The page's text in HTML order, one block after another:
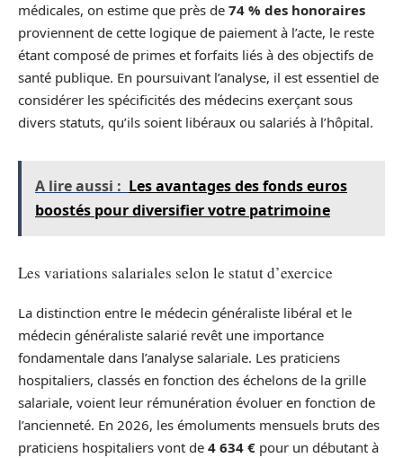
médicales, on estime que près de 74 % des honoraires
proviennent de cette logique de paiement à l’acte, le reste
étant composé de primes et forfaits liés à des objectifs de
santé publique. En poursuivant l’analyse, il est essentiel de
considérer les spécificités des médecins exerçant sous
divers statuts, qu’ils soient libéraux ou salariés à l’hôpital.
A lire aussi : Les avantages des fonds euros
boostés pour diversifier votre patrimoine
Les variations salariales selon le statut d’exercice
La distinction entre le médecin généraliste libéral et le
médecin généraliste salarié revêt une importance
fondamentale dans l’analyse salariale. Les praticiens
hospitaliers, classés en fonction des échelons de la grille
salariale, voient leur rémunération évoluer en fonction de
l’ancienneté. En 2026, les émoluments mensuels bruts des
praticiens hospitaliers vont de 4 634 € pour un débutant à